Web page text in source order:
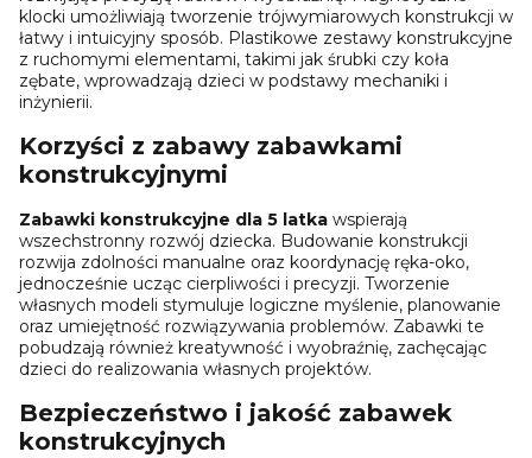
klocki umożliwiają tworzenie trójwymiarowych konstrukcji w
łatwy i intuicyjny sposób. Plastikowe zestawy konstrukcyjne
z ruchomymi elementami, takimi jak śrubki czy koła
zębate, wprowadzają dzieci w podstawy mechaniki i
inżynierii.
Korzyści z zabawy zabawkami
konstrukcyjnymi
Zabawki konstrukcyjne dla 5 latka wspierają
wszechstronny rozwój dziecka. Budowanie konstrukcji
rozwija zdolności manualne oraz koordynację ręka-oko,
jednocześnie ucząc cierpliwości i precyzji. Tworzenie
własnych modeli stymuluje logiczne myślenie, planowanie
oraz umiejętność rozwiązywania problemów. Zabawki te
pobudzają również kreatywność i wyobraźnię, zachęcając
dzieci do realizowania własnych projektów.
Bezpieczeństwo i jakość zabawek
konstrukcyjnych